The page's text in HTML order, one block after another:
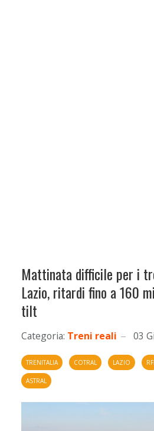
Mattinata difficile per i
Lazio, ritardi fino a 160
tilt
Categoria: Treni reali 03
TRENITALIA COTRAL LAZIO RFI
ASTRAL